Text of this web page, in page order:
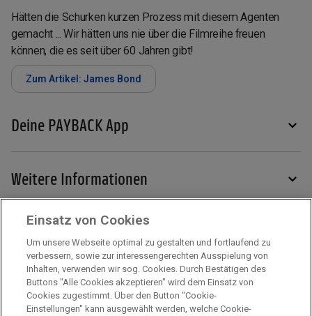
Hätten die Schurken kurzen Prozess mit diesem Agenten
gemacht ... Wir hätten uns nie über die Filmreihe freuen
können, die es seit über 60 Jahren gibt!
Zum Artikel: James Bond
Deine PAYBACK App
Weitere Informationen
Mehr zu PAYBACK
Einsatz von Cookies
Um unsere Webseite optimal zu gestalten und fortlaufend zu
verbessern, sowie zur interessengerechten Ausspielung von
Inhalten, verwenden wir sog. Cookies. Durch Bestätigen des
Buttons "Alle Cookies akzeptieren" wird dem Einsatz von
Cookies zugestimmt. Über den Button "Cookie-
Einstellungen" kann ausgewählt werden, welche Cookie-